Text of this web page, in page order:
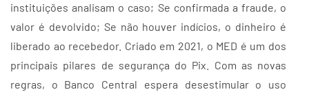
instituições analisam o caso; Se confirmada a fraude, o
valor é devolvido; Se não houver indícios, o dinheiro é
liberado ao recebedor. Criado em 2021, o MED é um dos
principais pilares de segurança do Pix. Com as novas
regras, o Banco Central espera desestimular o uso